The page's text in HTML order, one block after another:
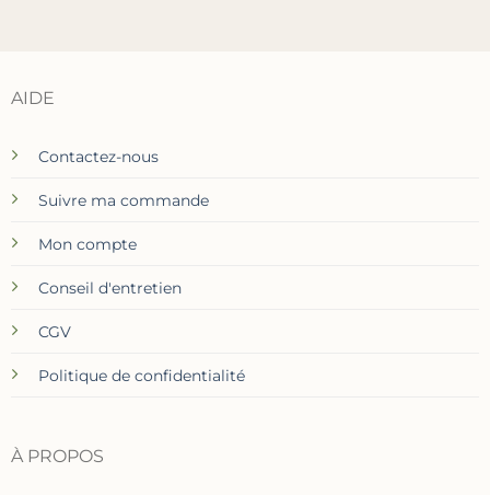
AIDE
Contactez-nous
Suivre ma commande
Mon compte
Conseil d'entretien
CGV
Politique de confidentialité
À PROPOS